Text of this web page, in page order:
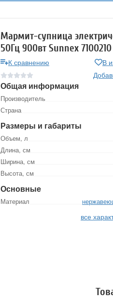
Мармит-супница
50Гц 900вт Sunnex 7100210
К сравнению
В
Общая информация
Производитель
Страна
Размеры и габариты
Объем, л
Длина, см
Ширина, см
Высота, см
Основные
Материал
все